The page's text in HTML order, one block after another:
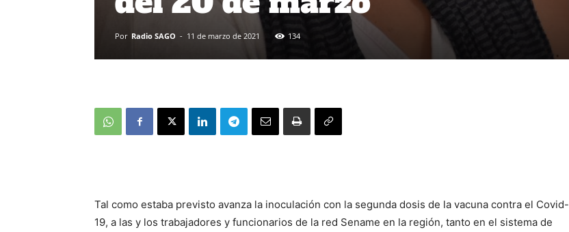
Por Radio SAGO - 11 de marzo de 2021 134
Tal como estaba previsto avanza la inoculación con la segunda dosis de la vacuna contra el Covid-
19, a las y los trabajadores y funcionarios de la red Sename en la región, tanto en el sistema de